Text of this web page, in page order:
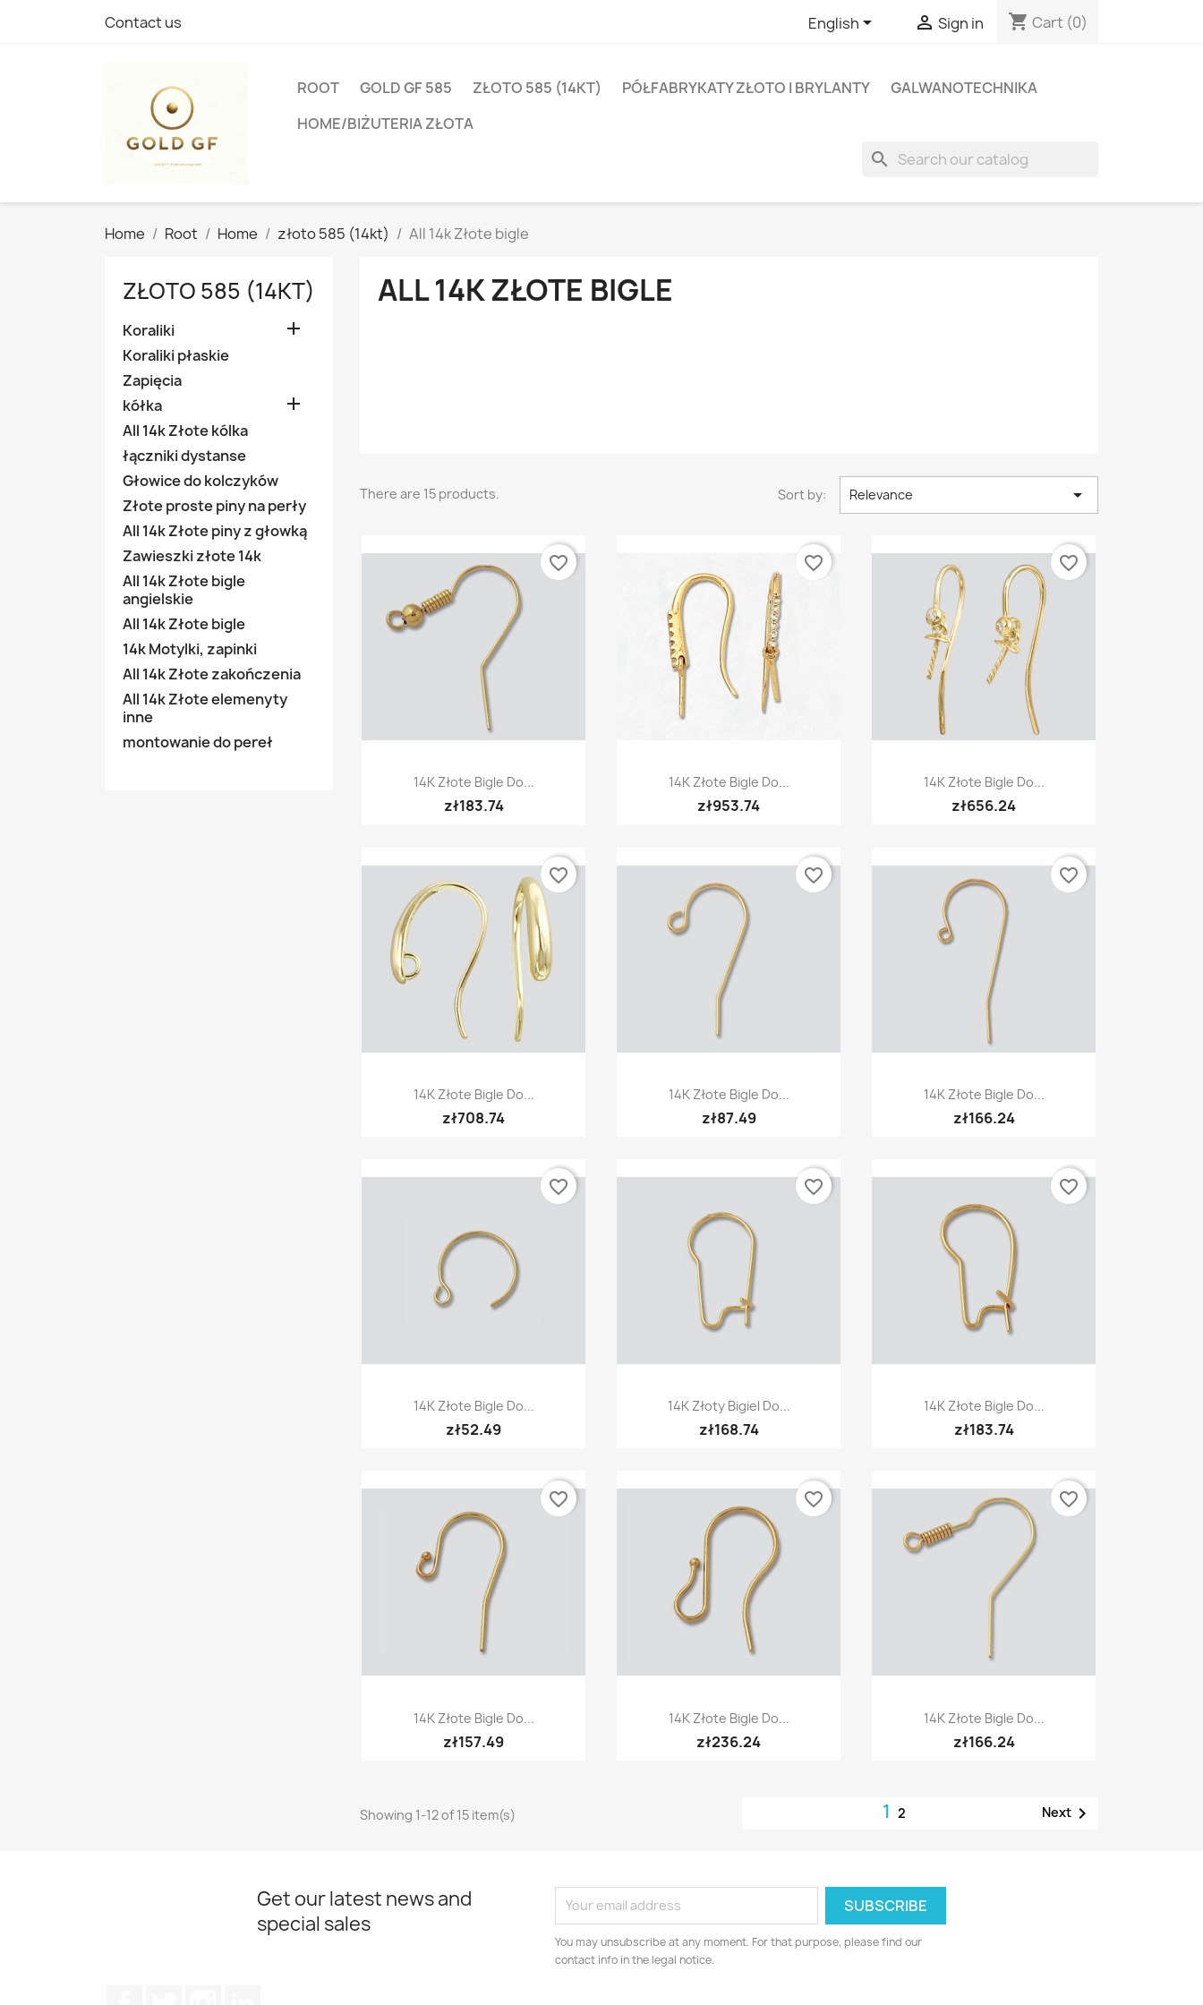
Contact us English  Sign in shopping_cart Cart (0)
ROOT GOLD GF 585 ZŁOTO 585 (14KT) PÓŁFABRYKATY ZŁOTO I BRYLANTY
GALWANOTECHNIKA
HOME/BIŻUTERIA ZŁOTA
search
Home Root Home złoto 585 (14kt) All 14k Złote bigle
ZŁOTO 585 (14KT)
Koraliki 
Koraliki płaskie
Zapięcia
kółka

All 14k Złote kólka
łączniki dystanse
Głowice do kolczyków
Złote proste piny na perły
All 14k Złote piny z głowką
Zawieszki złote 14k
All 14k Złote bigle
angielskie
All 14k Złote bigle
14k Motylki, zapinki
All 14k Złote zakończenia
All 14k Złote elemenyty
inne
montowanie do pereł
ALL 14K ZŁOTE BIGLE
There are 15 products. Sort by: Relevance 
Quick view
14K Złote Bigle Do...
zł183.74
favorite_border
Quick view
14K Złote Bigle Do...
zł953.74
favorite_border
Quick view
14K Złote Bigle Do...
zł656.24
favorite_border
Quick view
14K Złote Bigle Do...
zł708.74
favorite_border
Quick view
14K Złote Bigle Do...
zł87.49
favorite_border
Quick view
14K Złote Bigle Do...
zł166.24
favorite_border
Quick view
14K Złote Bigle Do...
zł52.49
favorite_border
Quick view
14K Złoty Bigiel Do...
zł168.74
favorite_border
Quick view
14K Złote Bigle Do...
zł183.74
favorite_border
Quick view
14K Złote Bigle Do...
zł157.49
favorite_border
Quick view
14K Złote Bigle Do...
zł236.24
favorite_border
Quick view
14K Złote Bigle Do...
zł166.24
favorite_border
Showing 1-12 of 15 item(s) 1 2 Next
Get our latest news and
special sales
You may unsubscribe at any moment. For that purpose, please find our
contact info in the legal notice.